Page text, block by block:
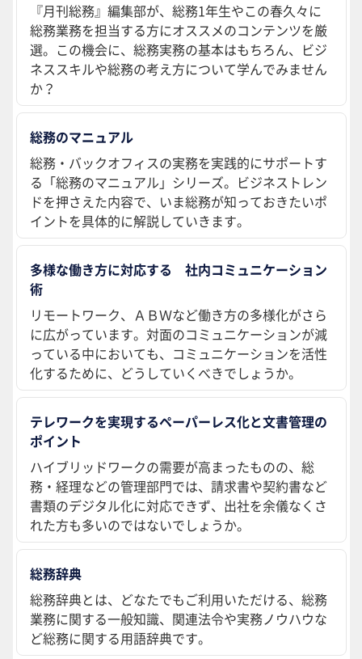
『月刊総務』編集部が、総務1年生やこの春久々に
総務業務を担当する方にオススメのコンテンツを厳
選。この機会に、総務実務の基本はもちろん、ビジ
ネススキルや総務の考え方について学んでみません
か？
総務のマニュアル
総務・バックオフィスの実務を実践的にサポートす
る「総務のマニュアル」シリーズ。ビジネストレン
ドを押さえた内容で、いま総務が知っておきたいポ
イントを具体的に解説していきます。
多様な働き方に対応する 社内コミュニケーション
術
リモートワーク、ＡＢＷなど働き方の多様化がさら
に広がっています。対面のコミュニケーションが減
っている中においても、コミュニケーションを活性
化するために、どうしていくべきでしょうか。
テレワークを実現するペーパーレス化と文書管理の
ポイント
ハイブリッドワークの需要が高まったものの、総
務・経理などの管理部門では、請求書や契約書など
書類のデジタル化に対応できず、出社を余儀なくさ
れた方も多いのではないでしょうか。
総務辞典
総務辞典とは、どなたでもご利用いただける、総務
業務に関する一般知識、関連法令や実務ノウハウな
ど総務に関する用語辞典です。